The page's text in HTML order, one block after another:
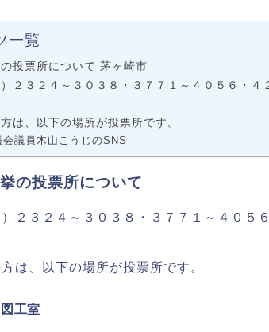
一覧
投票所について 茅ヶ崎市
２３２４～３０３８・３７７１～４０５６・４
は、以下の場所が投票所です。
会議員木山こうじのSNS
の投票所について
２３２４～３０３８・３７７１～４０５
は、以下の場所が投票所です。
工室